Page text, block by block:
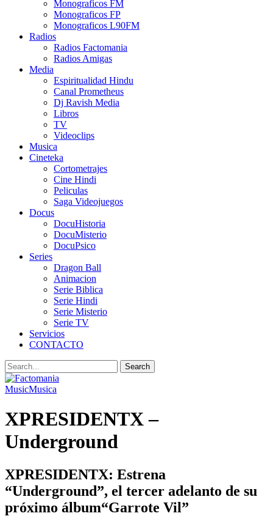
Monograficos FM
Monograficos FP
Monograficos L90FM
Radios
Radios Factomania
Radios Amigas
Media
Espiritualidad Hindu
Canal Prometheus
Dj Ravish Media
Libros
TV
Videoclips
Musica
Cineteka
Cortometrajes
Cine Hindi
Peliculas
Saga Videojuegos
Docus
DocuHistoria
DocuMisterio
DocuPsico
Series
Dragon Ball
Animacion
Serie Biblica
Serie Hindi
Serie Misterio
Serie TV
Servicios
CONTACTO
MusicMusica
XPRESIDENTX –
Underground
XPRESIDENTX: Estrena
“Underground”, el tercer adelanto de su
próximo álbum“Garrote Vil”